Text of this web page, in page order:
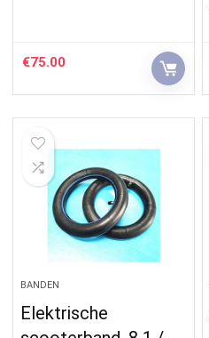
€75.00
BANDEN
Elektrische